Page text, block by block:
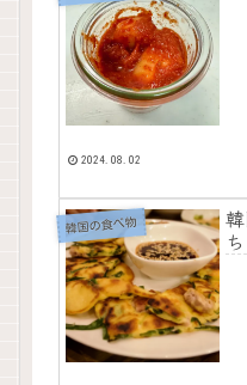
2024.08.02
韓国の食べ物